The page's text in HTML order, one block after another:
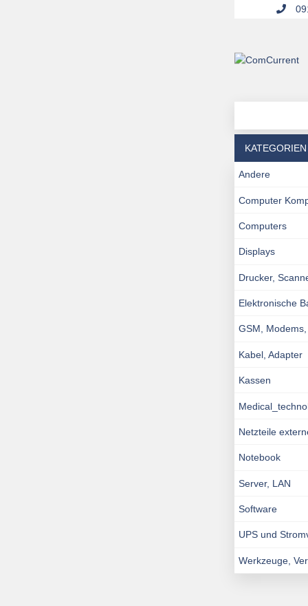
KATEGORIEN
Andere
Computer
Computers
Displays
Drucker,
Elektronische
GSM,
Kabel, Adapter
Kassen
Netzteile
Notebook
Server, LAN
Software
UPS und
Werkzeuge,